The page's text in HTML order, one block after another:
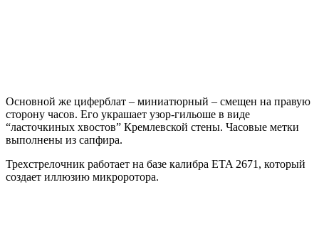
Основной же циферблат – миниатюрный – смещен на правую
сторону часов. Его украшает узор-гильоше в виде
“ласточкиных хвостов” Кремлевской стены. Часовые метки
выполнены из сапфира.
Трехстрелочник работает на базе калибра ETA 2671, который
создает иллюзию микроротора.